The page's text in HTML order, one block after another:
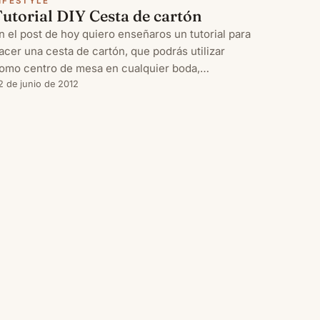
DIY Cesta de cartón
el post de hoy quiero enseñaros un tutorial para
una cesta de cartón, que podrás utilizar
centro de mesa en cualquier boda,
o comunión de ambiente rústico o
de junio de 2012